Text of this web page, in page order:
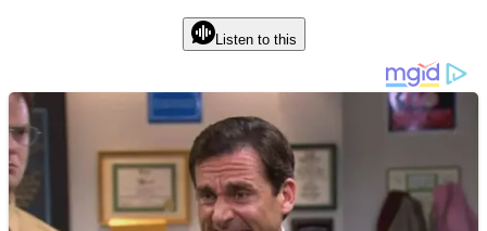
Listen to this